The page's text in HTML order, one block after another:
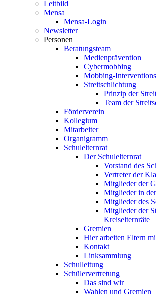
Leitbild
Mensa
Mensa-Login
Newsletter
Personen
Beratungsteam
Medienprävention
Cybermobbing
Mobbing-
Streitschlichtung
Prinzip der
Team der
Förderverein
Kollegium
Mitarbeiter
Organigramm
Schulelternrat
Der Schulelternrat
Vorstand des
Vertreter der
Mitglieder der
Mitglieder in
Mitglieder des
Mitglieder der
Kreiselternräte
Gremien
Hier arbeiten Eltern
Kontakt
Linksammlung
Schulleitung
Schülervertretung
Das sind wir
Wahlen und Gremien